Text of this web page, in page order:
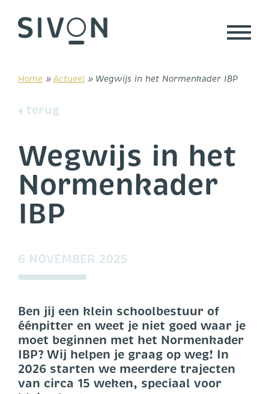
content
Home » Actueel » Wegwijs in het Normenkader IBP
terug
Wegwijs in het
Normenkader
IBP
6 NOVEMBER 2025
Ben jij een klein schoolbestuur of
éénpitter en weet je niet goed waar je
moet beginnen met het Normenkader
IBP? Wij helpen je graag op weg! In
2026 starten we meerdere trajecten
van circa 15 weken, speciaal voor